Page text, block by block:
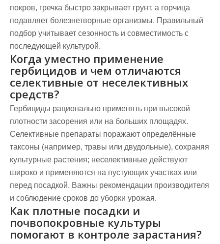
покров, гречка быстро закрывает грунт, а горчица
подавляет болезнетворные организмы. Правильный
подбор учитывает сезонность и совместимость с
последующей культурой.
Когда уместно применение
гербицидов и чем отличаются
селективные от неселективных
средств?
Гербициды рационально применять при высокой
плотности засорения или на больших площадях.
Селективные препараты поражают определённые
таксоны (например, травы или двудольные), сохраняя
культурные растения; неселективные действуют
широко и применяются на пустующих участках или
перед посадкой. Важны рекомендации производителя
и соблюдение сроков до уборки урожая.
Как плотные посадки и
почвопокровные культуры
помогают в контроле зарастания?